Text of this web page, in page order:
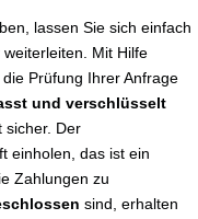
lassen Sie sich einfach
Mit Hilfe
Prüfung Ihrer Anfrage
und verschlüsselt
sicher. Der
einholen, das ist ein
Zahlungen zu
sind, erhalten